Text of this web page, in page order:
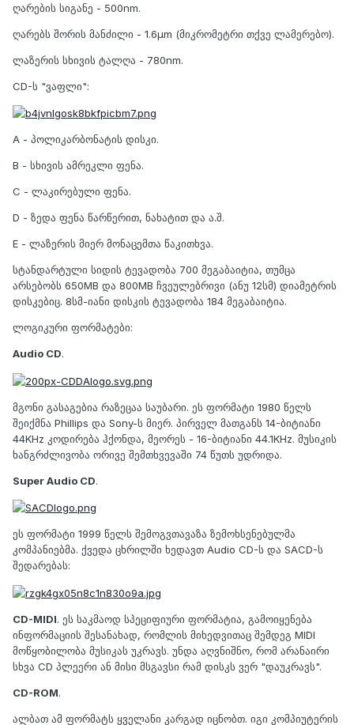
ღარების სიგანე - 500nm.
ღარებს შორის მანძილი - 1.6µm (მიკრომეტრი თქვე ლამერებო).
ლაზერის სხივის ტალღა - 780nm.
CD-ს "ვაფლი":
A - პოლიკარბონატის დისკი.
B - სხივის ამრეკლი ფენა.
C - ლაკირებული ფენა.
D - ზედა ფენა წარწერით, ნახატით და ა.შ.
E - ლაზერის მიერ მონაცემთა წაკითხვა.
სტანდარტული სიდის ტევადობა 700 მეგაბაიტია, თუმცა
არსებობს 650MB და 800MB ჩვეულებრივი (ანუ 12სმ) დიამეტრის
დისკებიც. 8სმ-იანი დისკის ტევადობა 184 მეგაბაიტია.
ლოგიკური ფორმატები:
Audio CD.
მგონი გასაგებია რაზეცაა საუბარი. ეს ფორმატი 1980 წელს
შეიქმნა Phillips და Sony-ს მიერ. პირველ მათგანს 14-ბიტიანი
44KHz კოდირება ჰქონდა, მეორეს - 16-ბიტიანი 44.1KHz. მუსიკის
ხანგრძლივობა ორივე შემთხვევაში 74 წუთს უდრიდა.
Super Audio CD.
ეს ფორმატი 1999 წელს შემოგვთავაზა ზემოხსენებულმა
კომპანიებმა. ქვედა ცხრილში ხედავთ Audio CD-ს და SACD-ს
შედარებას:
CD-MIDI. ეს საკმაოდ სპეციფიური ფორმატია, გამოიყენება
ინფორმაციის შესანახად, რომლის მიხედვითაც შემდეგ MIDI
მოწყობილობა მუსიკას უკრავს. უნდა აღვნიშნო, რომ არანაირი
სხვა CD პლეერი ან მისი მსგავსი რამ დისკს ვერ "დაუკრავს".
CD-ROM.
ალბათ ამ ფორმატს ყველანი კარგად იცნობთ. იგი კომპიუტერის